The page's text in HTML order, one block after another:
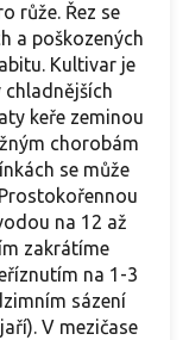
růže. Řez se
a poškozených
Kultivar je
chladnějších
keře zeminou
chorobám
se může
na 12 až
zakrátíme
na 1-3
sázení
V mezičase